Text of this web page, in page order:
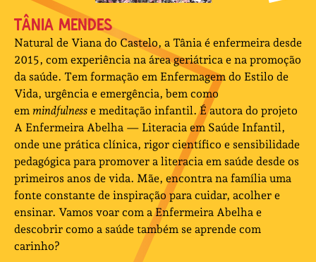
TÂNIA MENDES
Natural de Viana do Castelo, a Tânia é enfermeira desde
2015, com experiência na área geriátrica e na promoção
da saúde. Tem formação em Enfermagem do Estilo de
Vida, urgência e emergência, bem como
em mindfulness e meditação infantil. É autora do projeto
A Enfermeira Abelha — Literacia em Saúde Infantil,
onde une prática clínica, rigor científico e sensibilidade
pedagógica para promover a literacia em saúde desde os
primeiros anos de vida. Mãe, encontra na família uma
fonte constante de inspiração para cuidar, acolher e
ensinar. Vamos voar com a Enfermeira Abelha e
descobrir como a saúde também se aprende com
carinho?